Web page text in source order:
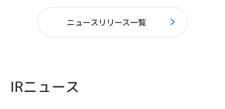
ニュースリリース一覧
IRニュース